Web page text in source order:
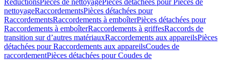
RéductionsPièces de nettoyagePièces détachées pour Pièces de
nettoyageRaccordementsPièces détachées pour
RaccordementsRaccordements à emboîterPièces détachées pour
Raccordements à emboîterRaccordements à griffesRaccords de
transition sur d’autres matériauxRaccordements aux appareilsPièces
détachées pour Raccordements aux appareilsCoudes de
raccordementPièces détachées pour Coudes de